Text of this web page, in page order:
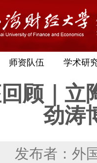
师资队伍 学术研
顾｜立
劲涛
发布者：外